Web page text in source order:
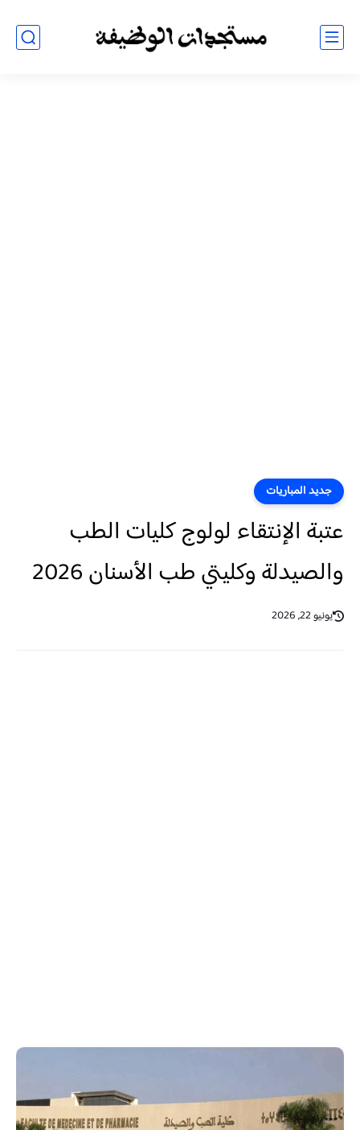
جديد المباريات
عتبة الإنتقاء لولوج كليات الطب
والصيدلة وكليتي طب الأسنان 2026
يونيو 22, 2026